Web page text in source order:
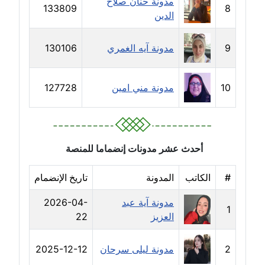
عاملة
مدونة خالد العامري
معلق
مدونة خالد دومه
عاملة
مدونة خالد صالح
مدونة خالد عويس
عاملة
مدونة خالد منير
عاملة
مدونة خليل السيد
8
الدين
133809
9 مدونة آيه الغمري 130106
10 مدونة مني امين 127728
أحدث عشر مدونات إنضماما للمنصة
# الكاتب المدونة تاريخ الإنضمام
1
مدونة آية عبد
العزيز
2026-04-
22
2 مدونة ليلى سرحان 2025-12-12